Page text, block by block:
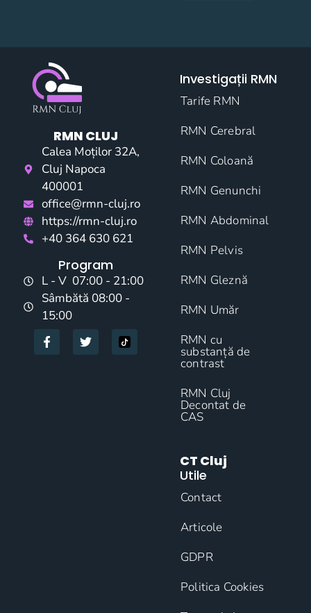
RMN CLUJ
Calea Moților 32A,
Cluj Napoca
400001
office@rmn-cluj.ro
https://rmn-cluj.ro
+40 364 630 621
Program
L - V 07:00 - 21:00
Sâmbătă 08:00 -
15:00
Investigații RMN
Tarife RMN
RMN Cerebral
RMN Coloană
RMN Genunchi
RMN Abdominal
RMN Pelvis
RMN Gleznă
RMN Umăr
RMN cu
substanță de
contrast
RMN Cluj
Decontat de
CAS
CT Cluj
Utile
Contact
Articole
GDPR
Politica Cookies